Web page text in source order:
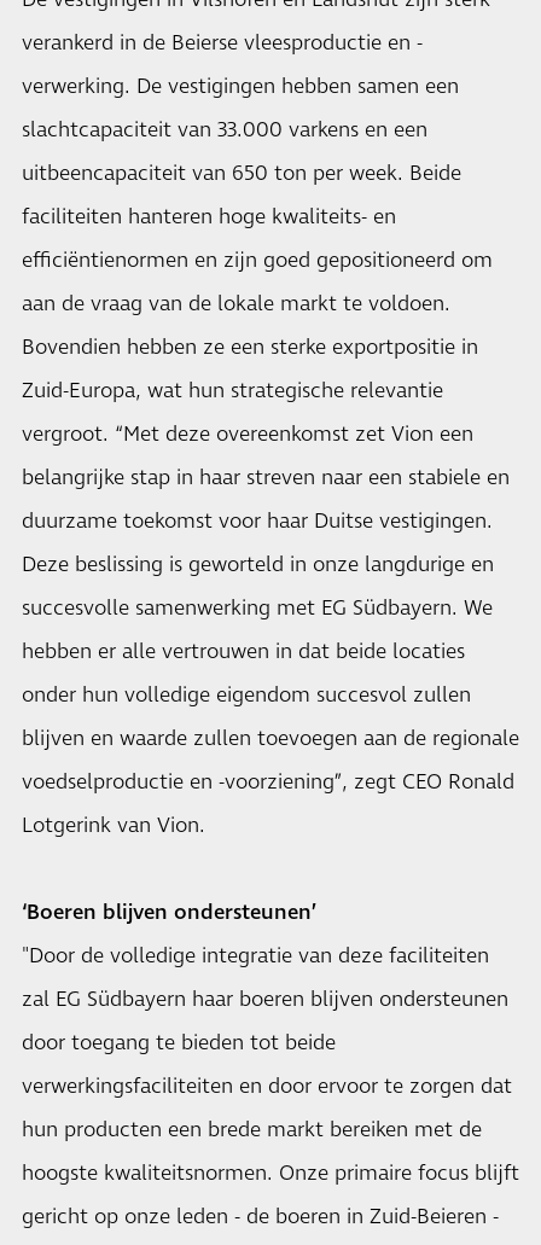
verankerd in de Beierse vleesproductie en -
verwerking. De vestigingen hebben samen een
slachtcapaciteit van 33.000 varkens en een
uitbeencapaciteit van 650 ton per week. Beide
faciliteiten hanteren hoge kwaliteits- en
efficiëntienormen en zijn goed gepositioneerd om
aan de vraag van de lokale markt te voldoen.
Bovendien hebben ze een sterke exportpositie in
Zuid-Europa, wat hun strategische relevantie
vergroot. “Met deze overeenkomst zet Vion een
belangrijke stap in haar streven naar een stabiele en
duurzame toekomst voor haar Duitse vestigingen.
Deze beslissing is geworteld in onze langdurige en
succesvolle samenwerking met EG Südbayern. We
hebben er alle vertrouwen in dat beide locaties
onder hun volledige eigendom succesvol zullen
blijven en waarde zullen toevoegen aan de regionale
voedselproductie en -voorziening”, zegt CEO Ronald
Lotgerink van Vion.
‘Boeren blijven ondersteunen’
"Door de volledige integratie van deze faciliteiten
zal EG Südbayern haar boeren blijven ondersteunen
door toegang te bieden tot beide
verwerkingsfaciliteiten en door ervoor te zorgen dat
hun producten een brede markt bereiken met de
hoogste kwaliteitsnormen. Onze primaire focus blijft
gericht op onze leden - de boeren in Zuid-Beieren -